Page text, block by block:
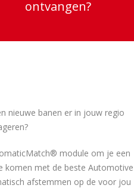
ontvangen?
nieuwe banen er in jouw regio
module om je een
komen met de beste Automotive
afstemmen op de voor jou